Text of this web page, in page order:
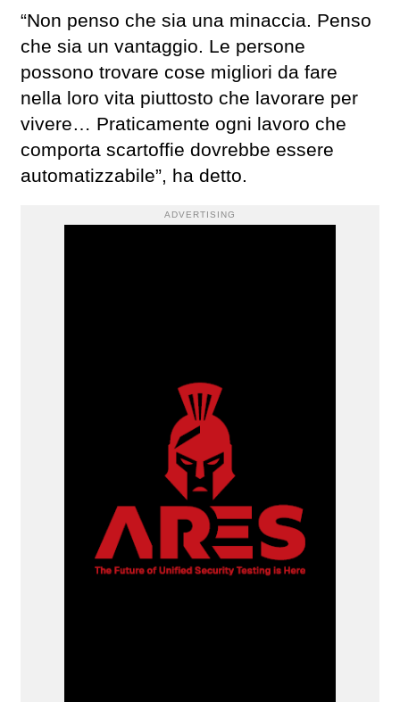
“Non penso che sia una minaccia. Penso
che sia un vantaggio. Le persone
possono trovare cose migliori da fare
nella loro vita piuttosto che lavorare per
vivere… Praticamente ogni lavoro che
comporta scartoffie dovrebbe essere
automatizzabile”, ha detto.
ADVERTISING